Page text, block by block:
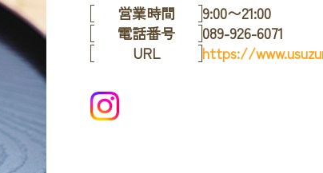
営業時間
9:00〜21:00
電話番号
089-926-6071
URL
https://